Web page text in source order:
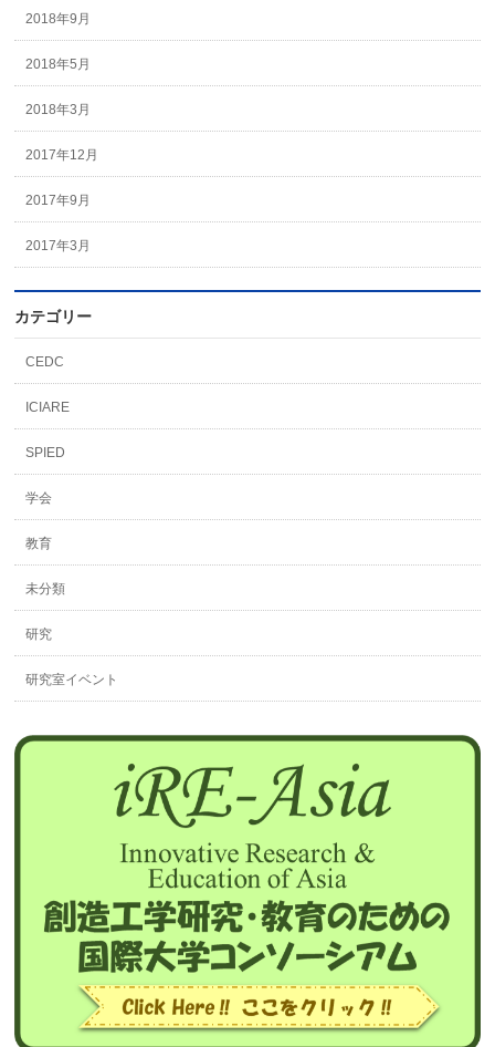
2018年9月
2018年5月
2018年3月
2017年12月
2017年9月
2017年3月
カテゴリー
CEDC
ICIARE
SPIED
学会
教育
未分類
研究
研究室イベント